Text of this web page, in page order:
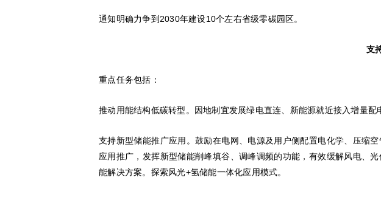
通知明确力争到2030年建设10个左右省级零碳园区。
支
重点任务包括：
推动用能结构低碳转型。因地制宜发展绿电直连、新能源就近接入增量
支持新型储能推广应用。鼓励在电网、电源及用户侧配置电化学、压缩
应用推广，发挥新型储能削峰填谷、调峰调频的功能，有效缓解风电、
能解决方案。探索风光+氢储能一体化应用模式。